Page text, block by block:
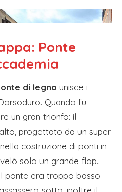
Ponte
di legno unisce i
Quando fu
un gran trionfo: il
progettato da un super
costruzione di ponti in
solo un grande flop..
ponte era troppo basso